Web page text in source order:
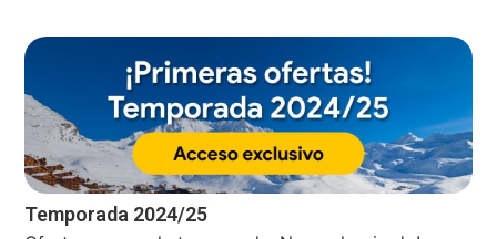
Temporada 2024/25